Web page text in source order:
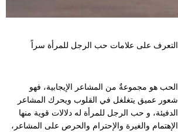
التعرف على علامات حب الرجل للمرأة سراً
الحب هو مجموعةٌ من المشاعر الإيجابية، فهو
شعور عميق يتغلغل في القلوب ويحرك المشاعر
الدفيئة، و حب الرجل للمرأة له دلالات قوية منها
الإهتمام والغيرة والإحترام والحرص على المشاعر،